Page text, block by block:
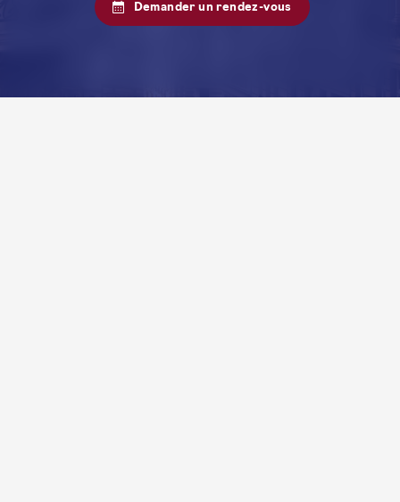
Demander un rendez-vous